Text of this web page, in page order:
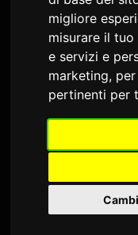
migliore
misurare il
e servizi e
marketing,
pertinenti per
Nee'
'Yani Neko'
DiSam 1 giugno
La rock band
realizzerà la